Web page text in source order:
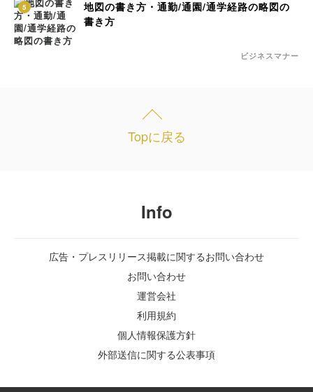
5
地図の書き方・通勤/通園/通学経路の略図の
書き方
ビジネスマナー
Topに戻る
Info
広告・プレスリリース掲載に関するお問い合わせ
お問い合わせ
運営会社
利用規約
個人情報保護方針
外部送信に関する公表事項